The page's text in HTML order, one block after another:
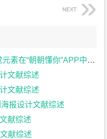
NEXT
你”APP中的设计实践与应用文献综述
文献综述
文献综述
海报设计文献综述
献综述
献综述